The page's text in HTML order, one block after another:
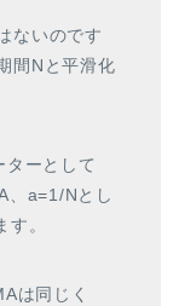
ないのです
間Nと平滑化
ーとして
、a=1/Nとし
。
は同じく